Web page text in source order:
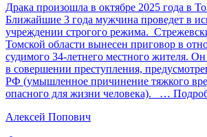
Драка произошла в октябре 2025 года в
Ближайшие 3 года мужчина проведет в
учреждении строгого режима.
Томской области вынесен приговор в
судимого 34-летнего местного жителя.
в совершении преступления,
РФ (умышленное причинение тяжкого
опасного для жизни человека).
…
Алексей Попович